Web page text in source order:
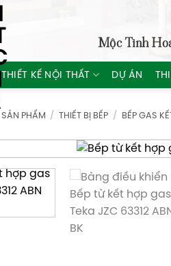
Mộc Tinh
THIẾT KẾ NỘI THẤT DỰ ÁN
SẢN PHẨM / THIẾT BỊ BẾP / BẾP GAS